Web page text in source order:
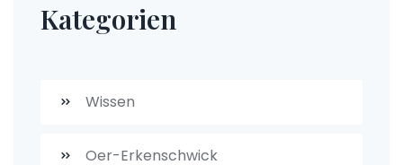
Kategorien
Wissen
Oer-Erkenschwick